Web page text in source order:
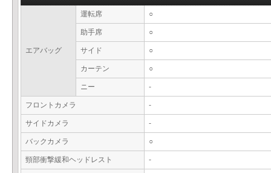
エアバッグ
運転席 ○
助手席 ○
サイド ○
カーテン ○
ニー -
フロントカメラ -
サイドカメラ -
バックカメラ ○
頸部衝撃緩和ヘッドレスト -